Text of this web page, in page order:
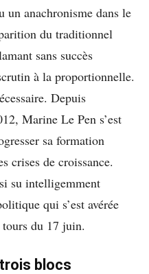
anachronisme dans le
du traditionnel
sans succès
à la proportionnelle.
Depuis
Marine Le Pen s’est
sa formation
crises de croissance.
su intelligemment
qui s’est avérée
tours du 17 juin.
blocs